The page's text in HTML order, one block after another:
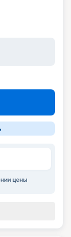
цены